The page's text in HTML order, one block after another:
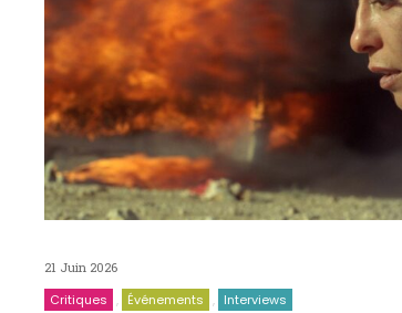
21 Juin 2026
Critiques Événements Interviews